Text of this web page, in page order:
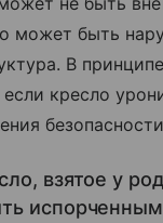
может быть
В
кресло
взятое у